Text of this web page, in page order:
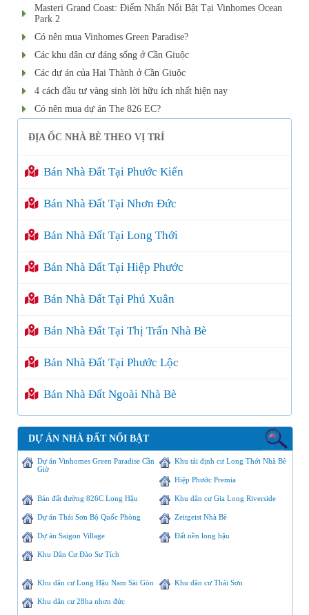
Masteri Grand Coast: Điểm Nhấn Nổi Bật Tại Vinhomes Ocean
Park 2
Có nên mua Vinhomes Green Paradise?
Các khu dân cư đáng sống ở Cần Giuộc
Các dự án của Hai Thành ở Cần Giuộc
4 cách đầu tư vàng sinh lời hữu ích nhất hiện nay
Có nên mua dự án The 826 EC?
ĐỊA ỐC NHÀ BÈ THEO VỊ TRÍ
Bán Nhà Đất Tại Phước Kiển
Bán Nhà Đất Tại Nhơn Đức
Bán Nhà Đất Tại Long Thới
Bán Nhà Đất Tại Hiệp Phước
Bán Nhà Đất Tại Phú Xuân
Bán Nhà Đất Tại Thị Trấn Nhà Bè
Bán Nhà Đất Tại Phước Lộc
Bán Nhà Đất Ngoài Nhà Bè
DỰ ÁN NHÀ ĐẤT NỔI BẬT
Dự án Vinhomes Green Paradise Cần
Giờ
Khu tái định cư Long Thới Nhà Bè
Hiệp Phước Premia
Bán đất đường 826C Long Hậu Khu dân cư Gia Long Riverside
Dự án Thái Sơn Bộ Quốc Phòng Zeitgeist Nhà Bè
Dự án Saigon Village Đất nền long hậu
Khu Dân Cư Đào Sư Tích
Khu dân cư Long Hậu Nam Sài Gòn Khu dân cư Thái Sơn
Khu dân cư 28ha nhơn đức